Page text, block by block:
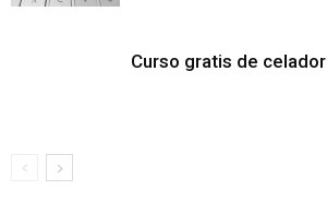
Curso gratis de celador